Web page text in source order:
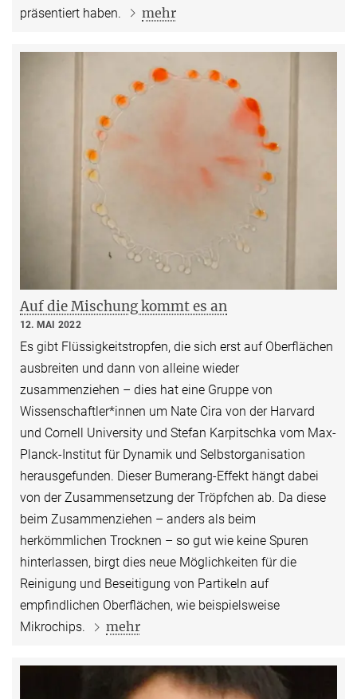
präsentiert haben.
mehr
Auf die Mischung kommt es an
12. MAI 2022
Es gibt Flüssigkeitstropfen, die sich erst auf Oberflächen
ausbreiten und dann von alleine wieder
zusammenziehen – dies hat eine Gruppe von
Wissenschaftler*innen um Nate Cira von der Harvard
und Cornell University und Stefan Karpitschka vom Max-
Planck-Institut für Dynamik und Selbstorganisation
herausgefunden. Dieser Bumerang-Effekt hängt dabei
von der Zusammensetzung der Tröpfchen ab. Da diese
beim Zusammenziehen – anders als beim
herkömmlichen Trocknen – so gut wie keine Spuren
hinterlassen, birgt dies neue Möglichkeiten für die
Reinigung und Beseitigung von Partikeln auf
empfindlichen Oberflächen, wie beispielsweise
Mikrochips.
mehr